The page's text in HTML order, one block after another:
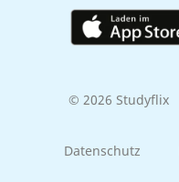
© 2026 Studyflix
Datenschutz